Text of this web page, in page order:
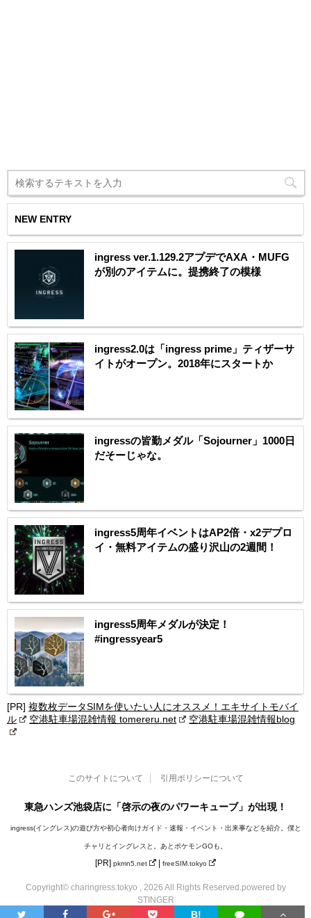
NEW ENTRY
ingress ver.1.129.2アプデでAXA・MUFG
が別のアイテムに。提携終了の模様
ingress2.0は「ingress prime」ティザーサ
イトがオープン。2018年にスタートか
ingressの皆勤メダル「Sojourner」1000日
だそーじゃな。
ingress5周年イベントはAP2倍・x2デプロ
イ・無料アイテムの盛り沢山の2週間！
ingress5周年メダルが決定！
#ingressyear5
[PR] 複数枚データSIMを使いたい人にオススメ！エキサイトモバイ
ル
空港駐車場混雑情報 tomereru.net 空港駐車場混雑情報blog
このサイトについて 引用ポリシーについて
東急ハンズ池袋店に「啓示の夜のパワーキューブ」が出現！
ingress(イングレス)の遊び方や初心者向けガイド・速報・イベント・出来事などを紹介。僕と
チャリとイングレスと。あとポケモンGOも。
[PR]pkmn5.net | freeSIM.tokyo
Copyright© charingress.tokyo , 2026 All Rights Reserved.powered by
STINGER
B!